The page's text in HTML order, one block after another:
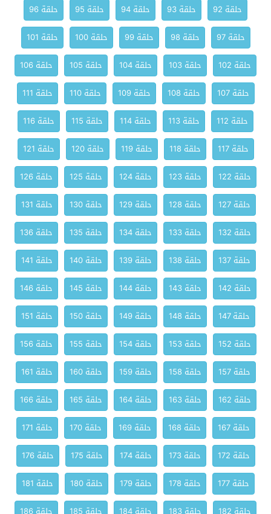
حلقة 92
حلقة 93 حلقة 94 حلقة 95
حلقة 96
حلقة 97
حلقة 98 حلقة 99 حلقة 100
حلقة 101
حلقة 102
حلقة 103 حلقة 104 حلقة 105
حلقة 106
حلقة 107
حلقة 108 حلقة 109 حلقة 110
حلقة 111
حلقة 112
حلقة 113 حلقة 114 حلقة 115
حلقة 116
حلقة 117
حلقة 118 حلقة 119 حلقة 120
حلقة 121
حلقة 122
حلقة 123 حلقة 124 حلقة 125
حلقة 126
حلقة 127
حلقة 128 حلقة 129 حلقة 130
حلقة 131
حلقة 132
حلقة 133 حلقة 134 حلقة 135
حلقة 136
حلقة 137
حلقة 138 حلقة 139 حلقة 140
حلقة 141
حلقة 142
حلقة 143 حلقة 144 حلقة 145
حلقة 146
حلقة 147
حلقة 148 حلقة 149 حلقة 150
حلقة 151
حلقة 152
حلقة 153 حلقة 154 حلقة 155
حلقة 156
حلقة 157
حلقة 158 حلقة 159 حلقة 160
حلقة 161
حلقة 162
حلقة 163 حلقة 164 حلقة 165
حلقة 166
حلقة 167
حلقة 168 حلقة 169 حلقة 170
حلقة 171
حلقة 172
حلقة 173 حلقة 174 حلقة 175
حلقة 176
حلقة 177
حلقة 178 حلقة 179 حلقة 180
حلقة 181